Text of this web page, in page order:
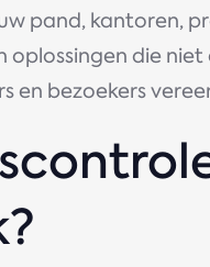
pand, kantoren,
die
en bezoekers